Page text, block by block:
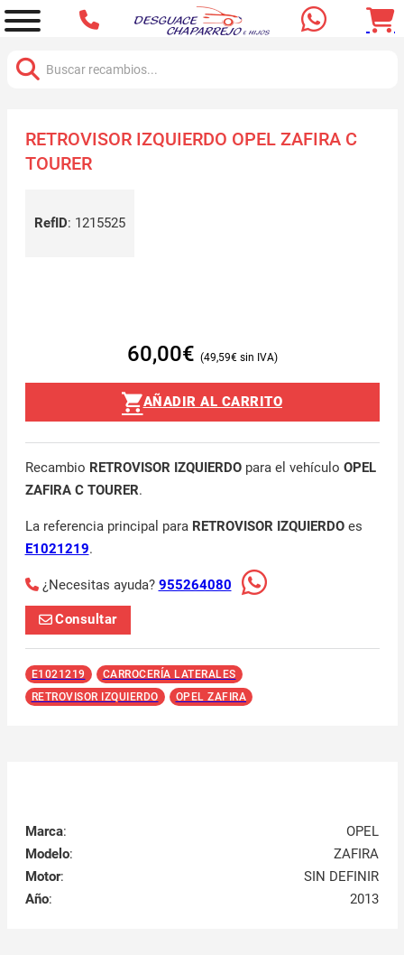
RETROVISOR IZQUIERDO OPEL ZAFIRA C
TOURER
RefID: 1215525
60,00€ 49,59€
AÑADIR AL CARRITO
Recambio RETROVISOR IZQUIERDOpara el vehículo OPEL
ZAFIRA C TOURER.
La referencia principal para RETROVISOR IZQUIERDOes
E1021219.
¿Necesitas ayuda? 955264080
Consultar
E1021219
CARROCERÍA LATERALES
RETROVISOR IZQUIERDO
OPEL ZAFIRA
Marca:
OPEL
Modelo:
ZAFIRA
Motor:
SIN DEFINIR
Año: 2013